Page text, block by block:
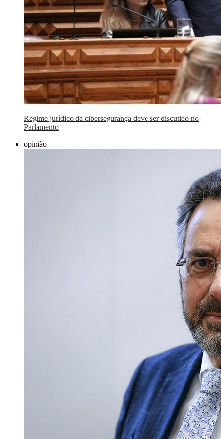
Regime jurídico da cibersegurança deve ser discutido no
Parlamento
opinião